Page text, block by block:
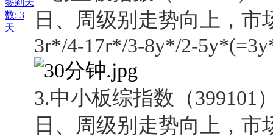
数: 3
天
日、周级别走势向上，
3r*/4-17r*/3-8y*/2-
3.中小板综指数（399101
日、周级别走势向上，